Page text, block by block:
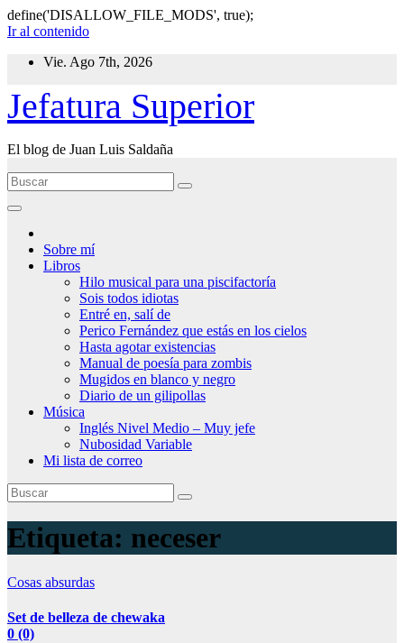
define('DISALLOW_FILE_MODS', true);
Ir al contenido
Vie. Ago 7th, 2026
Jefatura Superior
El blog de Juan Luis Saldaña
Sobre mí
Libros
Hilo musical para una piscifactoría
Sois todos idiotas
Entré en, salí de
Perico Fernández que estás en los cielos
Hasta agotar existencias
Manual de poesía para zombis
Mugidos en blanco y negro
Diario de un gilipollas
Música
Inglés Nivel Medio – Muy jefe
Nubosidad Variable
Mi lista de correo
Etiqueta: neceser
Cosas absurdas
Set de belleza de chewaka
0 (0)